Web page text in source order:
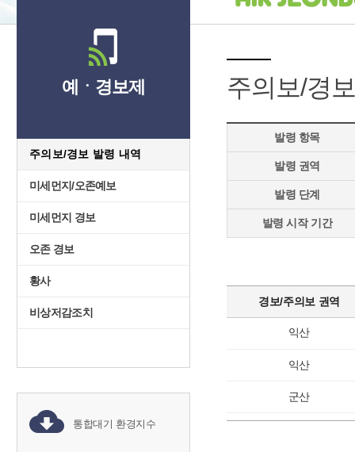
예ㆍ경보제
주의보/경보 발령 내역
미세먼지/오존예보
미세먼지 경보
오존 경보
황사
비상저감조치
통합대기 환경지수
주의보/경
발령 항목
발령 권역
발령 단계
발령 시작 기간
경보/주의보 권역
익산
익산
군산